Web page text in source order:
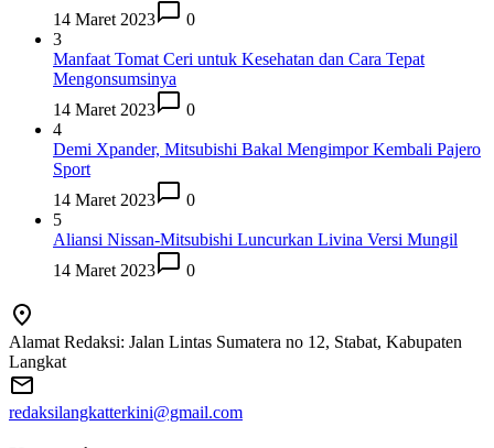
14 Maret 2023
0
3
Manfaat Tomat Ceri untuk Kesehatan dan Cara Tepat
Mengonsumsinya
14 Maret 2023
0
4
Demi Xpander, Mitsubishi Bakal Mengimpor Kembali Pajero
Sport
14 Maret 2023
0
5
Aliansi Nissan-Mitsubishi Luncurkan Livina Versi Mungil
14 Maret 2023
0
Alamat Redaksi: Jalan Lintas Sumatera no 12, Stabat, Kabupaten
Langkat
redaksilangkatterkini@gmail.com